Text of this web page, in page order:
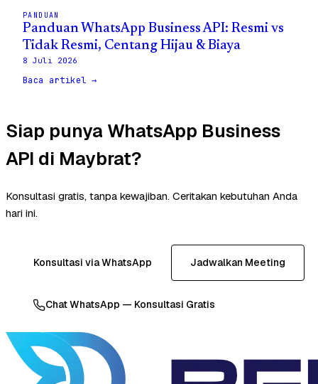
PANDUAN
Panduan WhatsApp Business API: Resmi vs
Tidak Resmi, Centang Hijau & Biaya
8 Juli 2026
Baca artikel →
Siap punya WhatsApp Business
API di Maybrat?
Konsultasi gratis, tanpa kewajiban. Ceritakan kebutuhan Anda
hari ini.
Konsultasi via WhatsApp Jadwalkan Meeting
Chat WhatsApp — Konsultasi Gratis